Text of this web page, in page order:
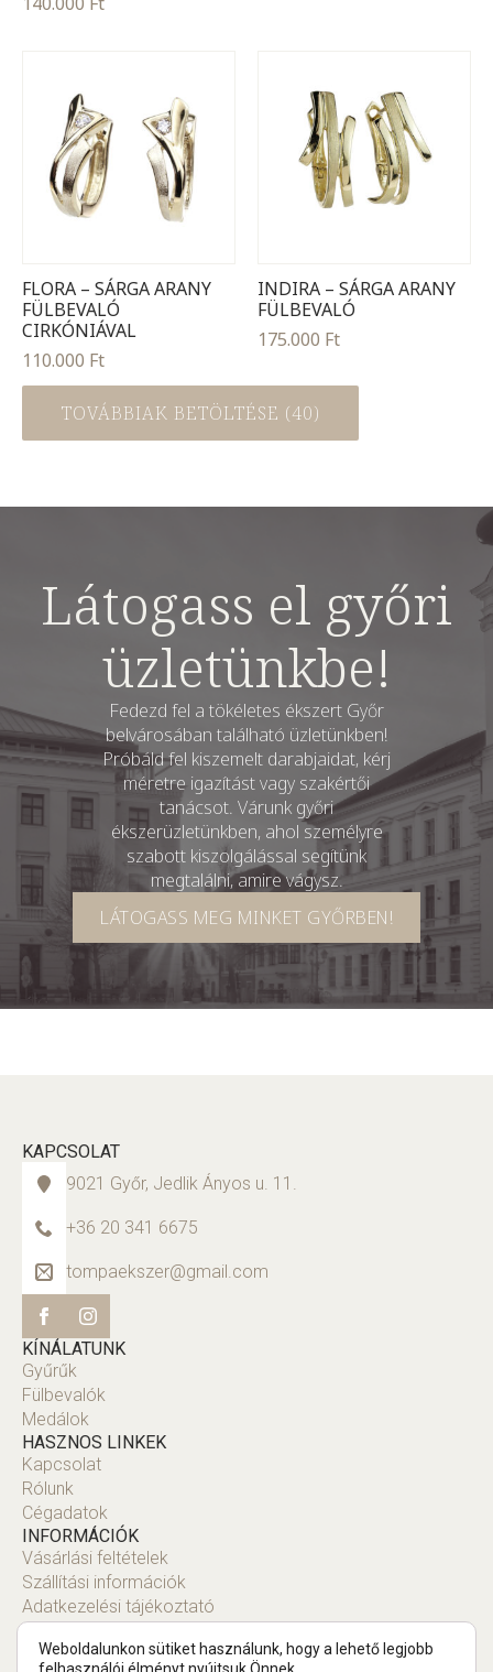
FLORA – SÁRGA ARANY
FÜLBEVALÓ
CIRKÓNIÁVAL
110.000 Ft
INDIRA – SÁRGA ARANY
FÜLBEVALÓ
175.000 Ft
TOVÁBBIAK BETÖLTÉSE (40)
Látogass el győri
üzletünkbe!
Fedezd fel a tökéletes ékszert Győr
belvárosában található üzletünkben!
Próbáld fel kiszemelt darabjaidat, kérj
méretre igazítást vagy szakértői
tanácsot. Várunk győri
ékszerüzletünkben, ahol személyre
szabott kiszolgálással segítünk
megtalálni, amire vágysz.
LÁTOGASS MEG MINKET GYŐRBEN!
KAPCSOLAT
9021 Győr, Jedlik Ányos u. 11.
+36 20 341 6675
tompaekszer@gmail.com
KÍNÁLATUNK
Gyűrűk
Fülbevalók
Medálok
HASZNOS LINKEK
Kapcsolat
Rólunk
Cégadatok
INFORMÁCIÓK
Vásárlási feltételek
Szállítási információk
Adatkezelési tájékoztató
Fiók
Weboldalunkon sütiket használunk, hogy a lehető legjobb